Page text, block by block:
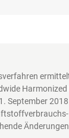
Harmonized